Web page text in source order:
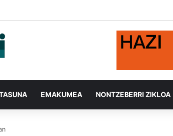
EMAKUMEA NONTZEBERRI ZIKLOA